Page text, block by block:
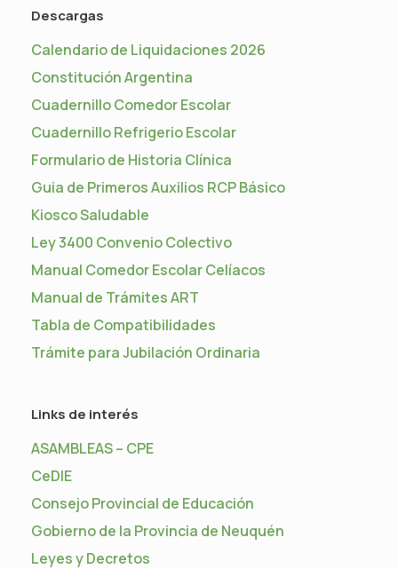
Descargas
Calendario de Liquidaciones 2026
Constitución Argentina
Cuadernillo Comedor Escolar
Cuadernillo Refrigerio Escolar
Formulario de Historia Clínica
Guia de Primeros Auxilios RCP Básico
Kiosco Saludable
Ley 3400 Convenio Colectivo
Manual Comedor Escolar Celíacos
Manual de Trámites ART
Tabla de Compatibilidades
Trámite para Jubilación Ordinaria
Links de interés
ASAMBLEAS – CPE
CeDIE
Consejo Provincial de Educación
Gobierno de la Provincia de Neuquén
Leyes y Decretos